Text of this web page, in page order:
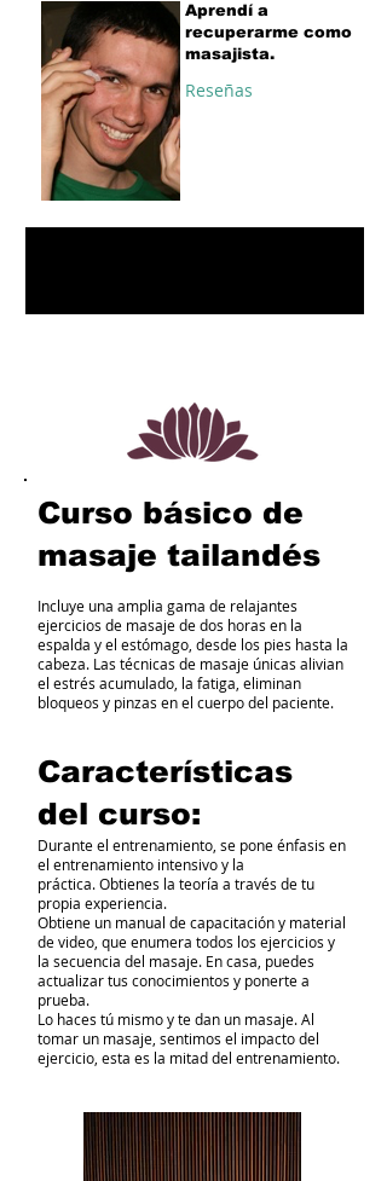
Aprendí a
recuperarme como
masajista.
Reseñas
Curso básico de
masaje tailandés
Incluye una amplia gama de relajantes
ejercicios de masaje de dos horas en la
espalda y el estómago, desde los pies hasta la
cabeza. Las técnicas de masaje únicas alivian
el estrés acumulado, la fatiga, eliminan
bloqueos y pinzas en el cuerpo del paciente.
Características
del curso:
Durante el entrenamiento, se pone énfasis en
el entrenamiento intensivo y la
práctica. Obtienes la teoría a través de tu
propia experiencia.
Obtiene un manual de capacitación y material
de video, que enumera todos los ejercicios y
la secuencia del masaje. En casa, puedes
actualizar tus conocimientos y ponerte a
prueba.
Lo haces tú mismo y te dan un masaje. Al
tomar un masaje, sentimos el impacto del
ejercicio, esta es la mitad del entrenamiento.